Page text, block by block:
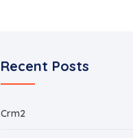
Recent Posts
Crm2